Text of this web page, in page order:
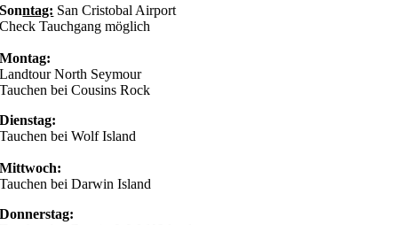
Sonntag: San Cristobal Airport
Check Tauchgang möglich
Montag:
Landtour North Seymour
Tauchen bei Cousins Rock
Dienstag:
Tauchen bei Wolf Island
Mittwoch:
Tauchen bei Darwin Island
Donnerstag: